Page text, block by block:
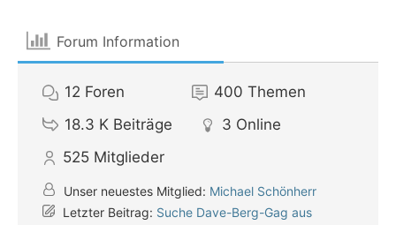
Forum Information
12 Foren 400 Themen
18.3 K Beiträge 3 Online
525 Mitglieder
Unser neuestes Mitglied: Michael Schönherr
Letzter Beitrag: Suche Dave-Berg-Gag aus